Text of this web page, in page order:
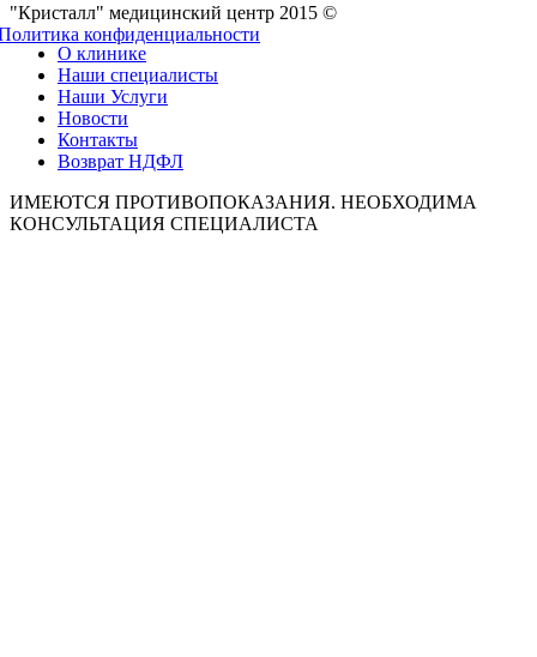
"Кристалл" медицинский центр 2015 ©
конфиденциальности
О клинике
Наши специалисты
Наши Услуги
Новости
Контакты
Возврат НДФЛ
ИМЕЮТСЯ ПРОТИВОПОКАЗАНИЯ. НЕОБХОДИМА
КОНСУЛЬТАЦИЯ СПЕЦИАЛИСТА